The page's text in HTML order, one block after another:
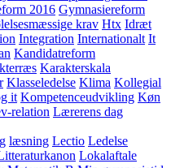
2016 Gymnasiereform
krav Htx Idræt
Integration Internationalt It
Kandidatreform
Karakterskala
Klasseledelse Klima Kollegial
it Kompetenceudvikling Køn
relation Lærerens dag
læsning Lectio Ledelse
Lokalaftale